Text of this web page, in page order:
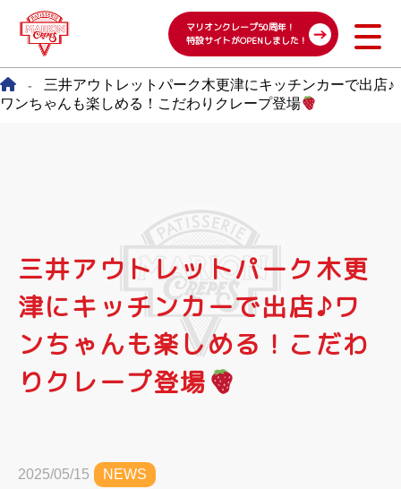
マリオンクレープ50周年！
特設サイトがOPENしました！
-
三井アウトレットパーク木更津にキッチンカーで出店♪
ワンちゃんも楽しめる！こだわりクレープ登場
三井アウトレットパーク木更
津にキッチンカーで出店♪ワ
ンちゃんも楽しめる！こだわ
りクレープ登場
2025/05/15 NEWS